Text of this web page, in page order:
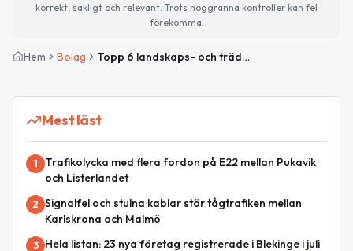
korrekt, sakligt och relevant. Trots noggranna kontroller kan fel
förekomma.
Hem Bolag Topp 6 landskaps- och trädgårdsföretag i Sölvesborg
Mest läst
1
Trafikolycka med flera fordon på E22 mellan Pukavik
och Listerlandet
2 Signalfel och stulna kablar stör tågtrafiken mellan
Karlskrona och Malmö
3 Hela listan: 23 nya företag registrerade i Blekinge i juli